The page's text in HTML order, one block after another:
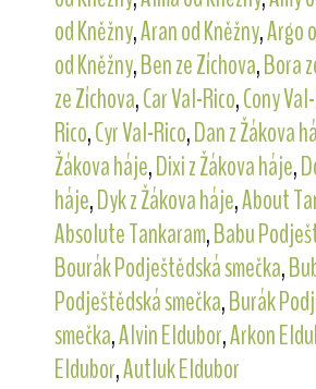
od Kněžny,Aran od Kněžny,Argo
od Kněžny,Ben ze Zíchova,Bora
ze Zíchova,Car Val-Rico,Cony
Rico,Cyr Val-Rico,Dan z Žákova
Žákova háje,Dixi z Žákova háje,
háje,Dyk z Žákova háje,About
Absolute Tankaram,Babu
Bourák Podještědská smečka,
Podještědská smečka,Burák
smečka,Alvin Eldubor,Arkon
Eldubor,Autluk Eldubor